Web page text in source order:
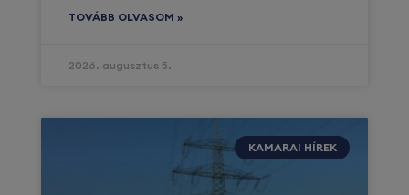
TOVÁBB OLVASOM »
2026. augusztus 5.
KAMARAI HÍREK